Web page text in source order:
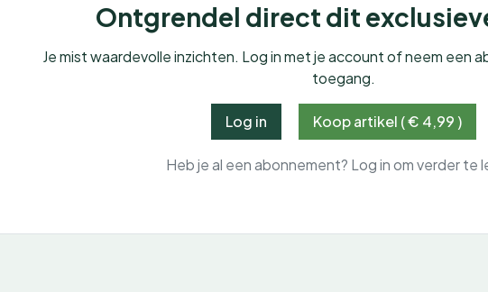
Ontgrendel direct dit
Je mist waardevolle inzichten. Log in met je account of neem een
toegang.
Log in Koop artikel ( € 4,99 )
Heb je al een abonnement? Log in om verder te